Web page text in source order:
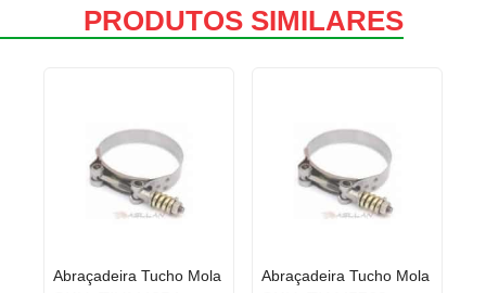
PRODUTOS SIMILARES
Abraçadeira Tucho Mola Abraçadeira Tucho Mola